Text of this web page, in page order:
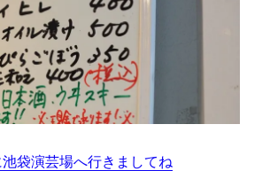
袋演芸場へ行きましてね